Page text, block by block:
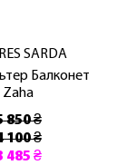
SARDA
Балконет
Zaha
850 ₴
100 ₴
485 ₴